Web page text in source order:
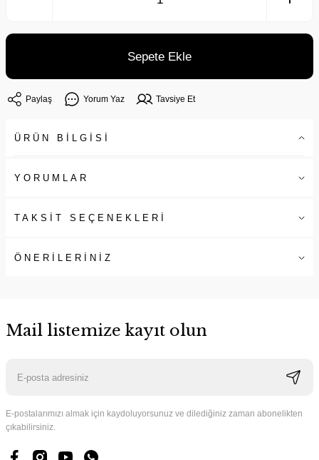
Sepete Ekle
Paylaş Yorum Yaz Tavsiye Et
ÜRÜN BİLGİSİ
YORUMLAR
TAKSİT SEÇENEKLERİ
ÖNERİLERİNİZ
Mail listemize kayıt olun
E-postalarımızı almak için kaydoluyorsunuz ve dilediğiniz zaman abonelikten
çıkabilirsiniz.